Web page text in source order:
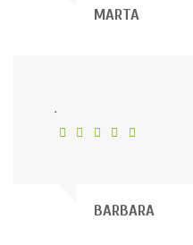
MARTA
.
BARBARA